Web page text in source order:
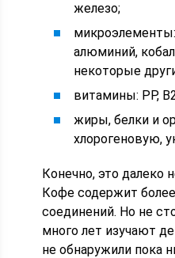
железо;
алюминий,
некоторые
витамины: РР,
жиры, белки и
хлорогеновую,
Конечно, это далеко
Кофе содержит
соединений. Но не
много лет изучают
не обнаружили пока